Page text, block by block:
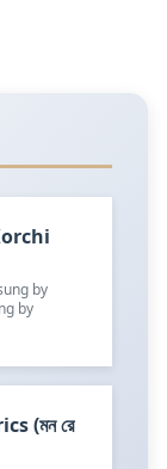
by
by
(মন রে